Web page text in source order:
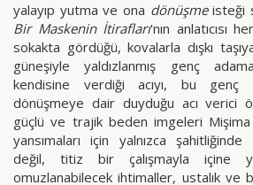
yalayıp yutma ve ona dönüşmeisteği
Bir Maskenin İtirafları'nın anlatıcısı
sokakta gördüğü, kovalarla dışkı
güneşiyle yaldızlanmış genç
kendisine verdiği acıyı, bu genç
dönüşmeye dair duyduğu acı verici
güçlü ve trajik beden imgeleri Mişima
yansımaları için yalnızca
değil, titiz bir çalışmayla içine
omuzlanabilecek ihtimaller, ustalık ve